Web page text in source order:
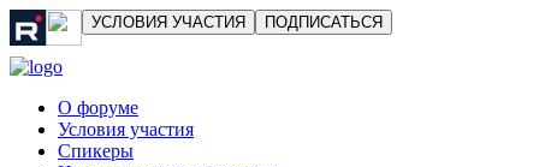
УСЛОВИЯ УЧАСТИЯ ПОДПИСАТЬСЯ
О форуме
Условия участия
Спикеры